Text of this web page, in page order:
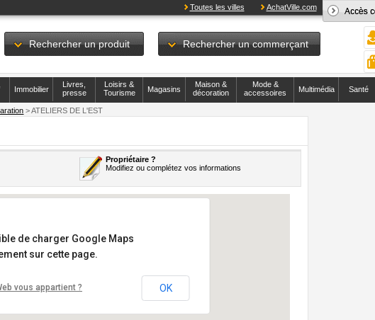
Toutes les villes AchatVille.com
Rechercher un produit Rechercher un commerçant
Immobilier
Livres,
presse
Loisirs &
Tourisme
Magasins
Maison &
décoration
Mode &
accessoires
Multimédia Santé
> ATELIERS DE L'EST
Propriétaire ?
Modifiez ou complétez vos informations
de charger Google Maps
sur cette page.
vous appartient ? OK